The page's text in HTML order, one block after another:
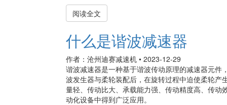
阅读全文
什么是谐波减速器
作者：沧州迪赛减速机 • 2023-12-29
谐波减速器是一种基于谐波传动原理的减速器元
波发生器与柔轮装配后，在旋转过程中迫使柔轮
量轻、传动比大、承载能力强、传动精度高、传
动化设备中得到广泛应用。